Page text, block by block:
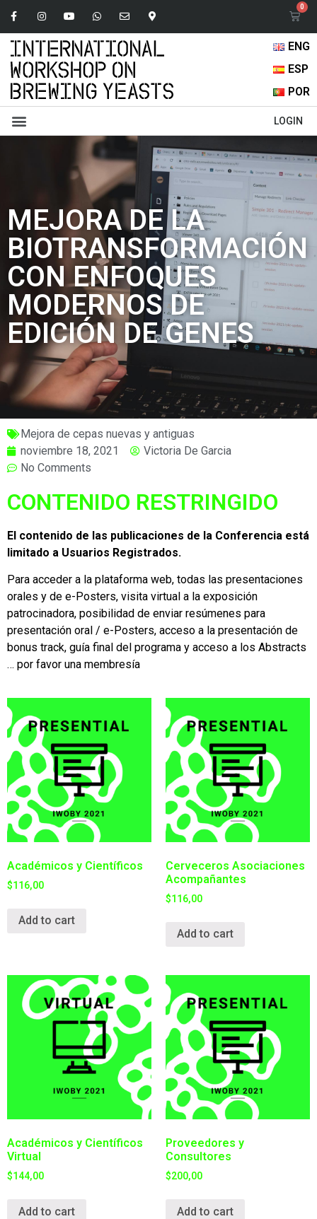
ENG
ESP
POR
LOGIN
MEJORA DE LA
BIOTRANSFORMACIÓN
CON ENFOQUES
MODERNOS DE
EDICIÓN DE GENES
Mejora de cepas nuevas y antiguas
noviembre 18, 2021
Victoria De Garcia
No Comments
CONTENIDO RESTRINGIDO
El contenido de las publicaciones de la Conferencia está
limitado a Usuarios Registrados.
Para acceder a la plataforma web, todas las presentaciones
orales y de e-Posters, visita virtual a la exposición
patrocinadora, posibilidad de enviar resúmenes para
presentación oral / e-Posters, acceso a la presentación de
bonus track, guía final del programa y acceso a los Abstracts
… por favor una membresía
Académicos y Científicos
$116,00
Add to cart
Cerveceros Asociaciones
Acompañantes
$116,00
Add to cart
Académicos y Científicos
Virtual
$144,00
Add to cart
Proveedores y
Consultores
$200,00
Add to cart